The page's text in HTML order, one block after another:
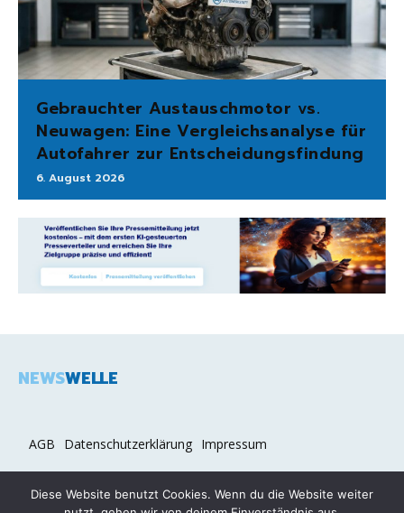
Gebrauchter Austauschmotor vs.
Neuwagen: Eine Vergleichsanalyse für
Autofahrer zur Entscheidungsfindung
6. August 2026
NEWSWELLE
AGB Datenschutzerklärung Impressum
Diese Website benutzt Cookies. Wenn du die Website weiter